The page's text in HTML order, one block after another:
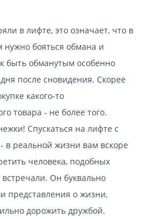
в лифте, это означает, что в
бояться обмана и
быть обманутым особенно
после сновидения. Скорее
какого-то
товара - не более того.
Спускаться на лифте с
в реальной жизни вам вскоре
человека, подобных
Он буквально
представления о жизни,
дорожить дружбой.